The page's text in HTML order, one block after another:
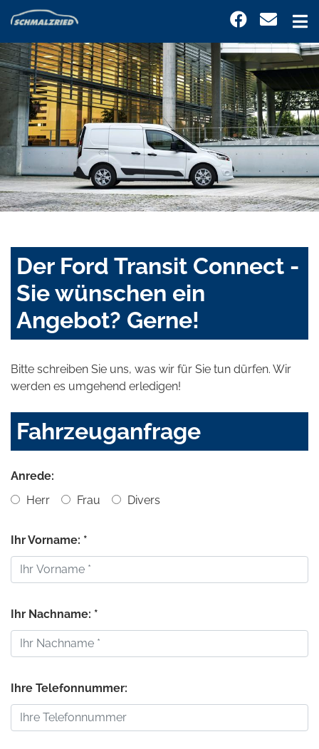
Der Ford Transit Connect -
Sie wünschen ein
Angebot? Gerne!
Bitte schreiben Sie uns, was wir für Sie tun dürfen. Wir
werden es umgehend erledigen!
Fahrzeuganfrage
Anrede:
Herr
Frau Divers
Ihr Vorname: *
Ihr Nachname: *
Ihre Telefonnummer: